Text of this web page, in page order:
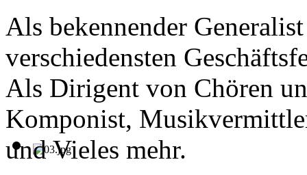
Als bekennender
verschiedensten
Als Dirigent von Chören
Komponist,
und Vieles mehr.